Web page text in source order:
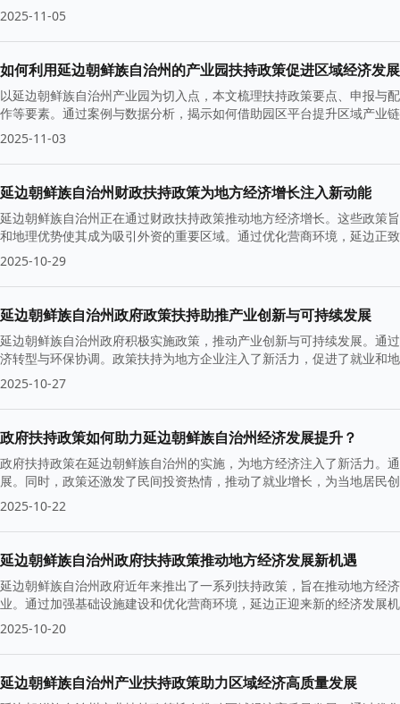
2025-11-05
如何利用延边朝鲜族自治州的产业园扶持政策促进区域经济发
以延边朝鲜族自治州产业园为切入点，本文梳理扶持政策要点、申报与
作等要素。通过案例与数据分析，揭示如何借助园区平台提升区域产业
提供落地路径、风险提示与评估指标，帮助政府与企业把握机遇，实现
2025-11-03
延边朝鲜族自治州财政扶持政策为地方经济增长注入新动能
延边朝鲜族自治州正在通过财政扶持政策推动地方经济增长。这些政策
和地理优势使其成为吸引外资的重要区域。通过优化营商环境，延边正
2025-10-29
延边朝鲜族自治州政府政策扶持助推产业创新与可持续发展
延边朝鲜族自治州政府积极实施政策，推动产业创新与可持续发展。通
济转型与环保协调。政策扶持为地方企业注入了新活力，促进了就业和
2025-10-27
政府扶持政策如何助力延边朝鲜族自治州经济发展提升？
政府扶持政策在延边朝鲜族自治州的实施，为地方经济注入了新活力。
展。同时，政策还激发了民间投资热情，推动了就业增长，为当地居民
2025-10-22
延边朝鲜族自治州政府扶持政策推动地方经济发展新机遇
延边朝鲜族自治州政府近年来推出了一系列扶持政策，旨在推动地方经
业。通过加强基础设施建设和优化营商环境，延边正迎来新的经济发展
2025-10-20
延边朝鲜族自治州产业扶持政策助力区域经济高质量发展